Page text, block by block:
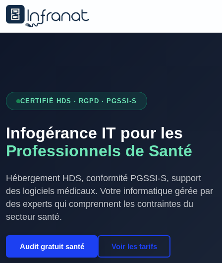
CERTIFIÉ HDS · RGPD · PGSSI-S
Infogérance IT pour les
Professionnels de Santé
Hébergement HDS, conformité PGSSI-S, support
des logiciels médicaux. Votre informatique gérée par
des experts qui comprennent les contraintes du
secteur santé.
Audit gratuit santé Voir les tarifs